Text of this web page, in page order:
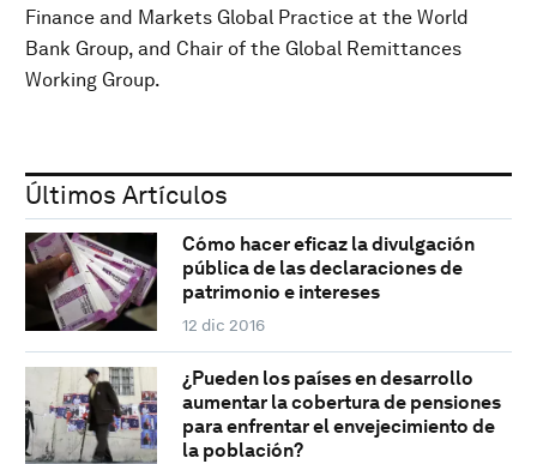
Finance and Markets Global Practice at the World
Bank Group, and Chair of the Global Remittances
Working Group.
Últimos Artículos
Cómo hacer eficaz la divulgación
pública de las declaraciones de
patrimonio e intereses
12 dic 2016
¿Pueden los países en desarrollo
aumentar la cobertura de pensiones
para enfrentar el envejecimiento de
la población?